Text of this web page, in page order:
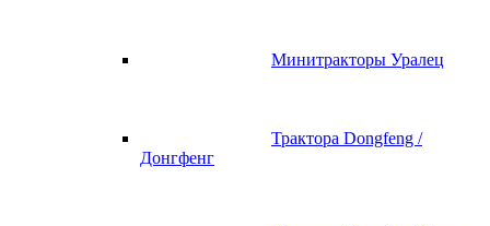
Минитракторы Уралец
Трактора Dongfeng /
Донгфенг